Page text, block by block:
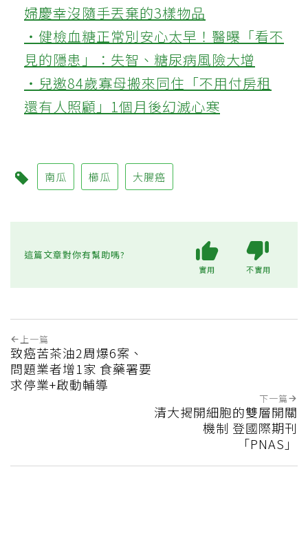
婦慶幸沒隨手丟棄的3樣物品
‧健檢血糖正常別安心太早！醫曝「看不
見的隱患」：失智、糖尿病風險大增
‧兒邀84歲寡母搬來同住「不用付房租
還有人照顧」1個月後幻滅心寒
南瓜 櫛瓜 大腸癌
這篇文章對你有幫助嗎?
實用 不實用
上一篇
致癌苦茶油2周爆6案、
問題業者增1家 食藥署要
求停業+啟動輔導
下一篇
清大揭開細胞的雙層開關
機制 登國際期刊
「PNAS」